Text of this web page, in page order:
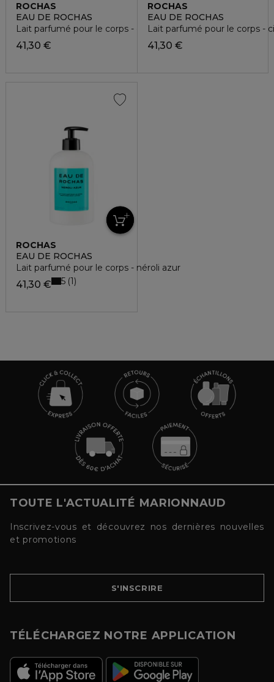
ROCHAS
EAU DE ROCHAS
Lait parfumé pour le corps - orange horizon
41,30 €
ROCHAS
EAU DE ROCHAS
Lait parfumé pour le corps -
41,30 €
ROCHAS
EAU DE ROCHAS
Lait parfumé pour le corps - néroli azur
41,30 € 5 1
TOUTE L'ACTUALITÉ MARIONNAUD
Inscrivez-vous et découvrez nos dernières nouvelles
et promotions
S'INSCRIRE
TÉLÉCHARGEZ NOTRE APPLICATION